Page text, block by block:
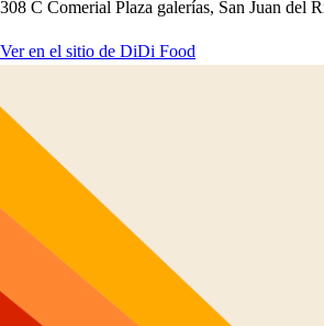
308 C Comerial Plaza galerías, San Juan del
Ver en el sitio de DiDi Food